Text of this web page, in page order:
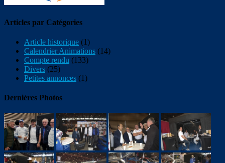
Articles par Catégories
Article historique (1)
Calendrier Animations (14)
Compte rendu (133)
Divers (25)
Petites annonces (1)
Dernières Photos